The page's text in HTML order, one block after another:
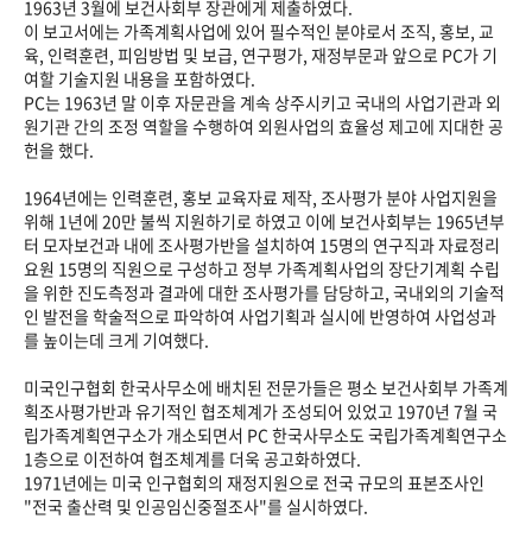
1963년 3월에 보건사회부 장관에게 제출하였다.
이 보고서에는 가족계획사업에 있어 필수적인 분야로서 조직, 홍보, 교
육, 인력훈련, 피임방법 및 보급, 연구평가, 재정부문과 앞으로 PC가 기
여할 기술지원 내용을 포함하였다.
PC는 1963년 말 이후 자문관을 계속 상주시키고 국내의 사업기관과 외
원기관 간의 조정 역할을 수행하여 외원사업의 효율성 제고에 지대한 공
헌을 했다.
1964년에는 인력훈련, 홍보 교육자료 제작, 조사평가 분야 사업지원을
위해 1년에 20만 불씩 지원하기로 하였고 이에 보건사회부는 1965년부
터 모자보건과 내에 조사평가반을 설치하여 15명의 연구직과 자료정리
요원 15명의 직원으로 구성하고 정부 가족계획사업의 장단기계획 수립
을 위한 진도측정과 결과에 대한 조사평가를 담당하고, 국내외의 기술적
인 발전을 학술적으로 파악하여 사업기획과 실시에 반영하여 사업성과
를 높이는데 크게 기여했다.
미국인구협회 한국사무소에 배치된 전문가들은 평소 보건사회부 가족계
획조사평가반과 유기적인 협조체계가 조성되어 있었고 1970년 7월 국
립가족계획연구소가 개소되면서 PC 한국사무소도 국립가족계획연구소
1층으로 이전하여 협조체계를 더욱 공고화하였다.
1971년에는 미국 인구협회의 재정지원으로 전국 규모의 표본조사인
"전국 출산력 및 인공임신중절조사"를 실시하였다.